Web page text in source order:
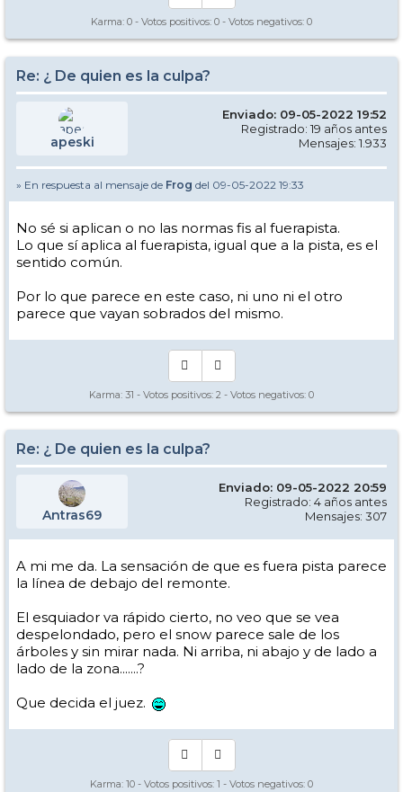
Karma: 0 - Votos positivos: 0 - Votos negativos: 0
Re: ¿ De quien es la culpa?
apeski
Enviado: 09-05-2022 19:52
Registrado: 19 años antes
Mensajes: 1.933
» En respuesta al mensaje de Frog del 09-05-2022 19:33
No sé si aplican o no las normas fis al fuerapista.
Lo que sí aplica al fuerapista, igual que a la pista, es el
sentido común.
Por lo que parece en este caso, ni uno ni el otro
parece que vayan sobrados del mismo.
Karma: 31 - Votos positivos: 2 - Votos negativos: 0
Re: ¿ De quien es la culpa?
Antras69
Enviado: 09-05-2022 20:59
Registrado: 4 años antes
Mensajes: 307
A mi me da. La sensación de que es fuera pista parece
la línea de debajo del remonte.
El esquiador va rápido cierto, no veo que se vea
despelondado, pero el snow parece sale de los
árboles y sin mirar nada. Ni arriba, ni abajo y de lado a
lado de la zona.......?
Que decida el juez.
Karma: 10 - Votos positivos: 1 - Votos negativos: 0